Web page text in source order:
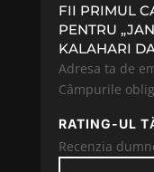
FII PRIMUL
PENTRU
KALAHARI
Adresa ta de
Câmpurile
RATING-UL
Recenzia